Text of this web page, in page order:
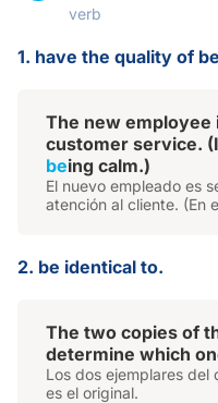
verb
1. have the quality of
The new employee
customer service.
being calm.)
El nuevo empleado es
atención al cliente. (En
2. be identical to.
The two copies of
determine which
Los dos ejemplares
es el original.